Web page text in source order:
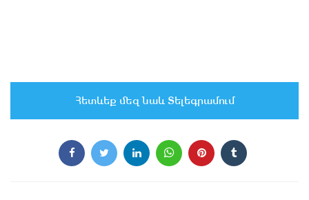
Հետևեք մեզ նաև Տելեգրամում